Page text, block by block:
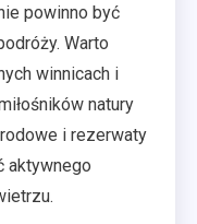
powinno być
Warto
winnicach i
natury
i rezerwaty
aktywnego